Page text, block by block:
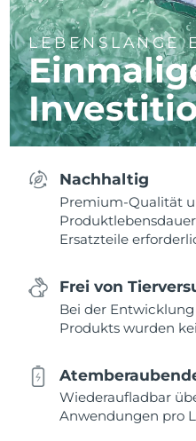
LEBENSLANGE
Nachhaltig
Premium-Qualität
Ersatzteile
Frei von
Bei der
Produkts wurden
Wiederaufladbar
Anwendungen pro